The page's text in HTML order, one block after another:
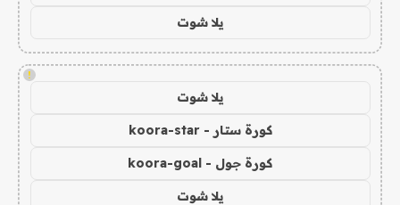
يلا شوت
!
يلا شوت
كورة ستار - koora-star
كورة جول - koora-goal
يلا شوت